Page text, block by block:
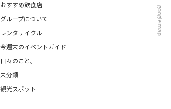
google map
おすすめ飲食店
グループについて
レンタサイクル
今週末のイベントガイド
日々のこと。
未分類
観光スポット